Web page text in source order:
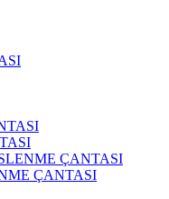
ÇANTASI
ÇANTASI